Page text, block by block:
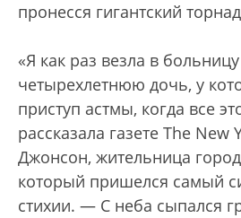
пронесся гигантский
«Я как раз везла в
четырехлетнюю дочь, у
приступ астмы, когда все
рассказала газете The New
Джонсон, жительница
который пришелся самый
стихии. — С неба сыпался